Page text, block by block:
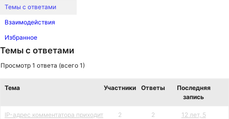
Темы с ответами
Взаимодействия
Избранное
Темы с ответами
Просмотр 1 ответа (всего 1)
Тема Участники Ответы
Последняя
запись
IP-адрес комментатора приходит
2 2
12 лет, 5